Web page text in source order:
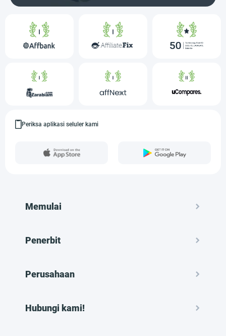
Periksa aplikasi seluler kami
Memulai
Penerbit
Perusahaan
Hubungi kami!